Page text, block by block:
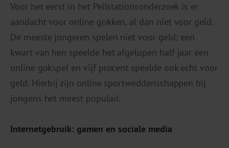
Voor het eerst in het Peilstationsonderzoek is er
aandacht voor online gokken, al dan niet voor geld.
De meeste jongeren spelen niet voor geld; een
kwart van hen speelde het afgelopen half jaar een
online gokspel en vijf procent speelde ook echt voor
geld. Hierbij zijn online sportweddenschappen bij
jongens het meest populair.
Internetgebruik: gamen en sociale media